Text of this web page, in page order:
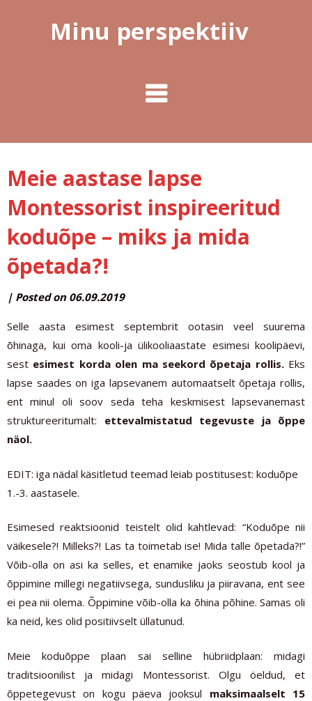
Minu perspektiiv
Meie aastase lapse
Montessorist inspireeritud
koduõpe – miks ja mida
õpetada?!
by
| Posted on 06.09.2019
Selle aasta esimest septembrit ootasin veel suurema
õhinaga, kui oma kooli-ja ülikooliaastate esimesi koolipäevi,
sest esimest korda olen ma seekord õpetaja rollis.Eks
lapse saades on iga lapsevanem automaatselt õpetaja rollis,
ent minul oli soov seda teha keskmisest lapsevanemast
struktureeritumalt: ettevalmistatud tegevuste ja õppe
näol.
EDIT: iga nädal käsitletud teemad leiab postitusest: koduõpe
1.-3. aastasele.
Esimesed reaktsioonid teistelt olid kahtlevad: “Koduõpe nii
väikesele?! Milleks?! Las ta toimetab ise! Mida talle õpetada?!”
Võib-olla on asi ka selles, et enamike jaoks seostub kool ja
õppimine millegi negatiivsega, sundusliku ja piiravana, ent see
ei pea nii olema. Õppimine võib-olla ka õhina põhine. Samas oli
ka neid, kes olid positiivselt üllatunud.
Meie koduõppe plaan sai selline hübriidplaan: midagi
traditsioonilist ja midagi Montessorist. Olgu öeldud, et
õppetegevust on kogu päeva jooksul maksimaalselt 15